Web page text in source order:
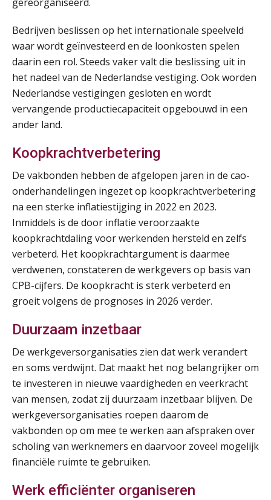
Bedrijven beslissen op het internationale speelveld
waar wordt geïnvesteerd en de loonkosten spelen
daarin een rol. Steeds vaker valt die beslissing uit in
het nadeel van de Nederlandse vestiging. Ook worden
Nederlandse vestigingen gesloten en wordt
vervangende productiecapaciteit opgebouwd in een
ander land.
Koopkrachtverbetering
De vakbonden hebben de afgelopen jaren in de cao-
onderhandelingen ingezet op koopkrachtverbetering
na een sterke inflatiestijging in 2022 en 2023.
Inmiddels is de door inflatie veroorzaakte
koopkrachtdaling voor werkenden hersteld en zelfs
verbeterd. Het koopkrachtargument is daarmee
verdwenen, constateren de werkgevers op basis van
CPB-cijfers. De koopkracht is sterk verbeterd en
groeit volgens de prognoses in 2026 verder.
Duurzaam inzetbaar
De werkgeversorganisaties zien dat werk verandert
en soms verdwijnt. Dat maakt het nog belangrijker om
te investeren in nieuwe vaardigheden en veerkracht
van mensen, zodat zij duurzaam inzetbaar blijven. De
werkgeversorganisaties roepen daarom de
vakbonden op om mee te werken aan afspraken over
scholing van werknemers en daarvoor zoveel mogelijk
financiële ruimte te gebruiken.
Werk efficiënter organiseren
03
SEP
Online cursus Wwft voor salarisadministrateurs (inclusief praktijkmodellen)
MOCuitgevers
07
SEP
Online cursus Bedingen in de arbeidsovereenkomst
MOCuitgevers
08
SEP
MOCuitgevers
08
SEP
Tweedaagse online Excel training voor de salarisadministrateur (verdieping, specialisatie en AI)
MOCuitgevers
09
SEP
MOCuitgevers
16
SEP
Online cursus Disfunctionerende werknemer: wat nu?
MOCuitgevers
17
SEP
MOCuitgevers
17
SEP
Online cursus Auto, fiets en OV in de salarisadministratie
MOCuitgevers
17
SEP
SD Worx
SEP
MOCuitgevers